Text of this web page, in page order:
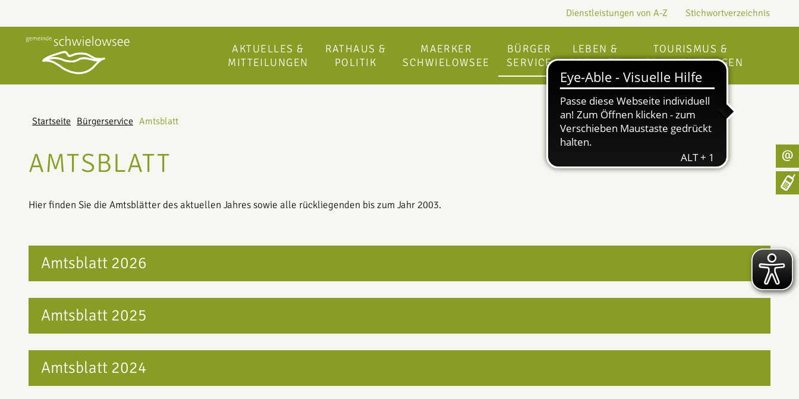
Dienstleistungen von A-Z Stichwortverzeichnis
AKTUELLES &
MITTEILUNGEN
RATHAUS &
POLITIK
MAERKER
SCHWIELOWSEE
BÜRGER
SERVICE
LEBEN &
SOZIALES
TOURISMUS &
VERANSTALTUNGEN
Startseite Bürgerservice Amtsblatt
AMTSBLATT
Hier finden Sie die Amtsblätter des aktuellen Jahres sowie alle rückliegenden bis zum Jahr 2003.
Amtsblatt 2026
Amtsblatt 2025
Amtsblatt 2024